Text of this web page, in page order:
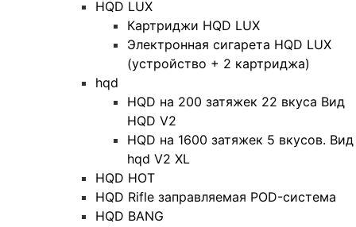
HQD LUX
Картриджи HQD LUX
Электронная сигарета HQD LUX
(устройство + 2 картриджа)
hqd
HQD на 200 затяжек 22 вкуса Вид
HQD V2
HQD на 1600 затяжек 5 вкусов. Вид
hqd V2 XL
HQD HOT
HQD Rifle заправляемая POD-система
HQD BANG